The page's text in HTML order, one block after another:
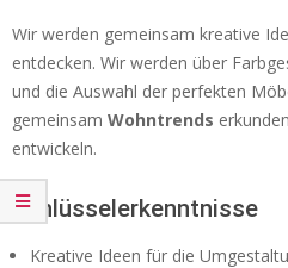
Wir werden gemeinsam kreative
entdecken. Wir werden über
und die Auswahl der perfekten
gemeinsam Wohntrends
entwickeln.
Schlüsselerkenntnisse
Kreative Ideen für die